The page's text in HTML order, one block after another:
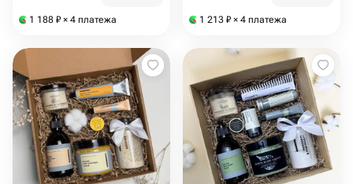
1 188 ₽ × 4 платежа 1 213 ₽ × 4 платежа